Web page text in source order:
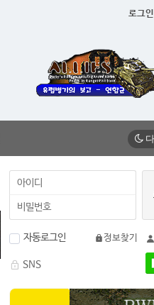
로그인
자동로그인 정보찾기
SNS